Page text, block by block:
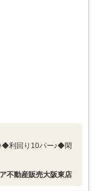
利回り10パー♪◆閑
不動産販売大阪東店